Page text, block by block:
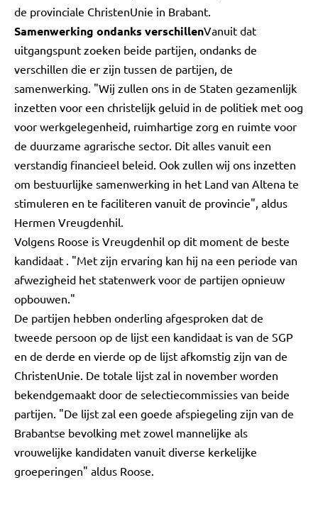
de provinciale ChristenUnie in Brabant.
Samenwerking ondanks verschillenVanuit dat
uitgangspunt zoeken beide partijen, ondanks de
verschillen die er zijn tussen de partijen, de
samenwerking. "Wij zullen ons in de Staten gezamenlijk
inzetten voor een christelijk geluid in de politiek met oog
voor werkgelegenheid, ruimhartige zorg en ruimte voor
de duurzame agrarische sector. Dit alles vanuit een
verstandig financieel beleid. Ook zullen wij ons inzetten
om bestuurlijke samenwerking in het Land van Altena te
stimuleren en te faciliteren vanuit de provincie", aldus
Hermen Vreugdenhil.
Volgens Roose is Vreugdenhil op dit moment de beste
kandidaat . "Met zijn ervaring kan hij na een periode van
afwezigheid het statenwerk voor de partijen opnieuw
opbouwen."
De partijen hebben onderling afgesproken dat de
tweede persoon op de lijst een kandidaat is van de SGP
en de derde en vierde op de lijst afkomstig zijn van de
ChristenUnie. De totale lijst zal in november worden
bekendgemaakt door de selectiecommissies van beide
partijen. "De lijst zal een goede afspiegeling zijn van de
Brabantse bevolking met zowel mannelijke als
vrouwelijke kandidaten vanuit diverse kerkelijke
groeperingen" aldus Roose.